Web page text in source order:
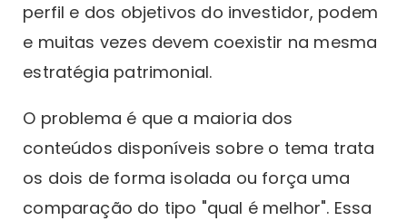
perfil e dos objetivos do investidor, podem
e muitas vezes devem coexistir na mesma
estratégia patrimonial.
O problema é que a maioria dos
conteúdos disponíveis sobre o tema trata
os dois de forma isolada ou força uma
comparação do tipo "qual é melhor". Essa